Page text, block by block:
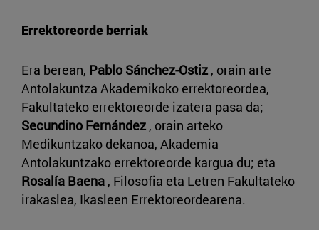
Errektoreorde berriak
Era berean, Pablo Sánchez-Ostiz , orain arte
Antolakuntza Akademikoko errektoreordea,
Fakultateko errektoreorde izatera pasa da;
Secundino Fernández , orain arteko
Medikuntzako dekanoa, Akademia
Antolakuntzako errektoreorde kargua du; eta
Rosalía Baena , Filosofia eta Letren Fakultateko
irakaslea, Ikasleen Errektoreordearena.